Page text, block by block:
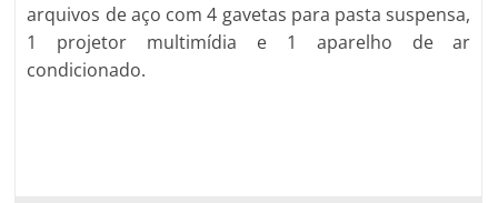
arquivos de aço com 4 gavetas para pasta suspensa,
1 projetor multimídia e 1 aparelho de ar
condicionado.